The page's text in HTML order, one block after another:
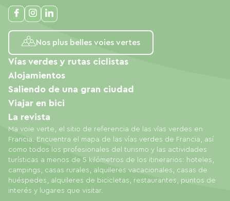
Nos plus belles voies vertes
Ma voie verte, el sitio de referencia de las vías verdes en
Francia. Encuentra el mapa de las vías verdes de Francia, así
como todos los profesionales del turismo y las actividades
turísticas a menos de 5 kilómetros de los itinerarios: hoteles,
campings, casas rurales, alquileres vacacionales, casas de
huéspedes, alquileres de bicicletas, restaurantes, puntos de
interés y lugares que visitar.
Vías verdes y rutas ciclistas
Alojamientos
Saliendo de una gran ciudad
Viajar en bici
La revista